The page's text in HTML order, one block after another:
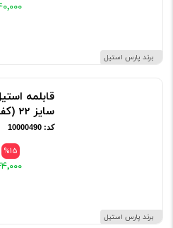
برند پارس استیل
برند پارس استیل
قابلمه
سایز 22 (کف سه لایه)
کد: 10000490
%15